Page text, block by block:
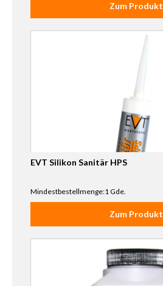
Zum Produkt
EVT Silikon Sanitär HPS
Mindestbestellmenge:1 Gde.
Zum Produkt